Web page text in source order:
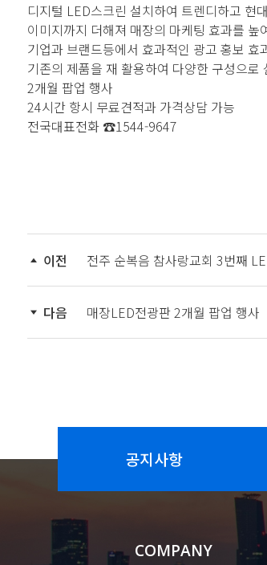
디지털 LED스크린 설치하여 트렌디하고 현
이미지까지 더해져 매장의 마케팅 효과를 높
기업과 브랜드등에서 효과적인 광고 홍보 효
기존의 제품을 재 활용하여 다양한 구성으로
2개월 팝업 행사
24시간 항시 무료견적과 가격상담 가능
전국대표전화 ☎1544-9647
이전 전주 순복음 참사랑교회 3번째
다음 매장LED전광판 2개월 팝업 행사
공지사항
COMPANY